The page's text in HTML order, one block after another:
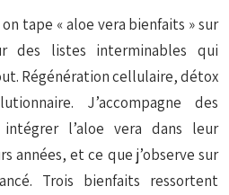
tape « aloe vera bienfaits » sur
des listes interminables qui
Régénération cellulaire, détox
J’accompagne des
l’aloe vera dans leur
années, et ce que j’observe sur
Trois bienfaits ressortent